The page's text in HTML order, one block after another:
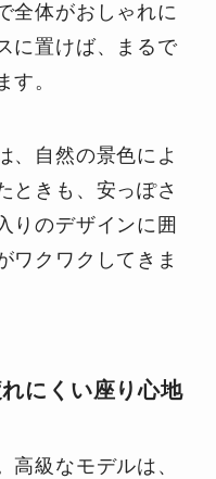
全体がおしゃれに
に置けば、まるで
す。
、自然の景色によ
ときも、安っぽさ
りのデザインに囲
ワクワクしてきま
にくい座り心地
高級なモデルは、